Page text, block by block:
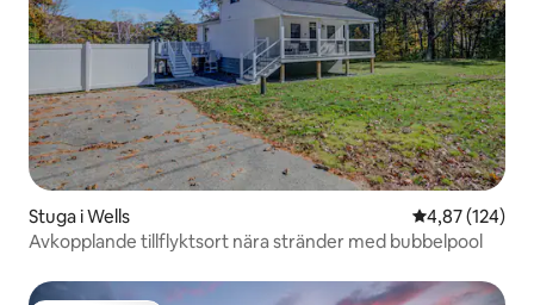
Stuga i Wells 4,87 av 5 i
4,87 (124)
Avkopplande tillflyktsort nära stränder med bubbelpool